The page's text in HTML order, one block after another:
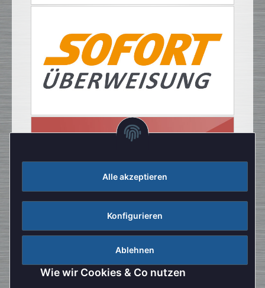
Alle akzeptieren
Konfigurieren
Ablehnen
Wie wir Cookies & Co nutzen